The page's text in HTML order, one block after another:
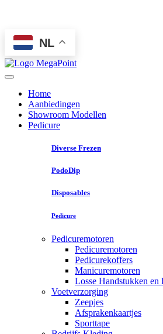
NL
Home
Aanbiedingen
Showroom Modellen
Pedicure
Diverse Frezen
PodoDip
Disposables
Pedicure
Pedicuremotoren
Pedicuremotoren
Pedicurekoffers
Manicuremotoren
Losse Handstukken en
Voetverzorging
Zeepjes
Afsprakenkaartjes
Sporttape